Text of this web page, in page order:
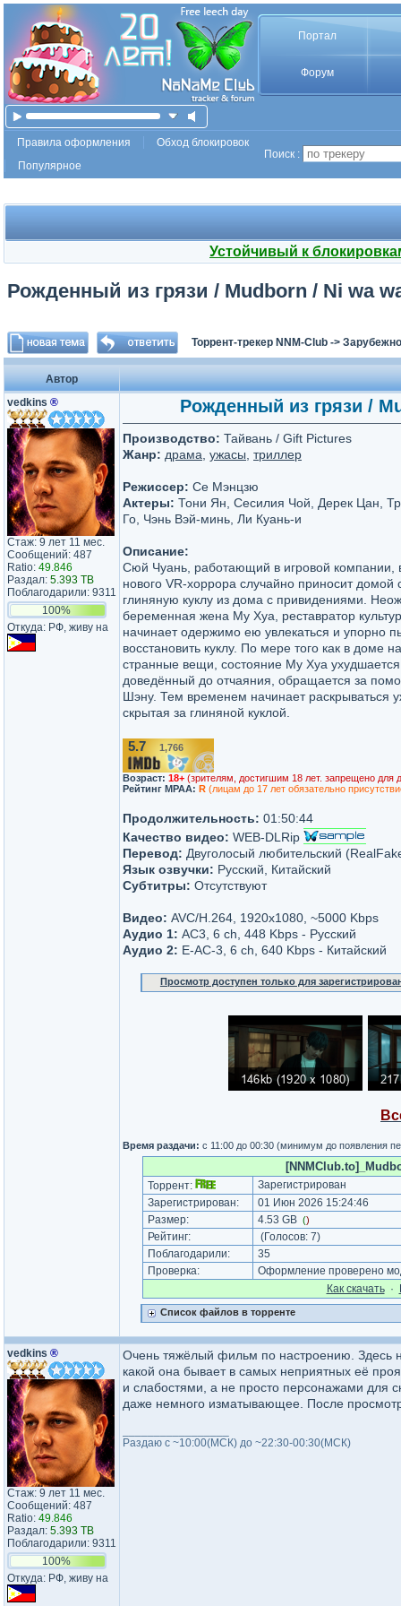
Портал
Форум
Правила оформления
Обход блокировок
Популярное
Поиск :
Устойчивый к
Рожденный из грязи / Mudborn / Ni wa
Торрент-трекер NNM-Club ->
Автор
vedkins ®
Стаж: 9 лет 11 мес.
Сообщений: 487
Ratio: 49.846
Раздал: 5.393 TB
Поблагодарили: 9311
100%
Откуда: РФ, живу на
Рожденный из грязи /
Производство: Тайвань / Gift Pictures
Жанр: драма ужасы триллер
Режиссер: Се Мэнцзю
Актеры: Тони Ян, Сесилия Чой, Дерек Цан,
Го, Чэнь Вэй-минь, Ли Куань-и
Описание:
Сюй Чуань, работающий в игровой компании,
нового VR-хоррора случайно приносит
глиняную куклу из дома с привидениями.
беременная жена Му Хуа, реставратор
начинает одержимо ею увлекаться и упорно
восстановить куклу. По мере того как в доме
странные вещи, состояние Му Хуа
доведённый до отчаяния, обращается за
Шэну. Тем временем начинает раскрываться
скрытая за глиняной куклой.
5.7 1,766
Возраст: 18+ (зрителям, достигшим 18 лет. запрещено для
Рейтинг MPAA: R (лицам до 17 лет обязательно
Продолжительность: 01:50:44
Качество видео: WEB-DLRip
Перевод: Двуголосый любительский
Язык озвучки: Русский, Китайский
Субтитры: Отсутствуют
Видео: AVC/H.264, 1920x1080, ~5000 Kbps
Аудио 1: AC3, 6 ch, 448 Kbps - Русский
Аудио 2: E-AC-3, 6 ch, 640 Kbps - Китайский
Просмотр доступен только для
Время раздачи: с 11:00 до 00:30 (минимум до появления
Торрент:
Зарегистрирован
Зарегистрирован:
01 Июн 2026 15:24:46
Размер:
4.53 GB ()
Рейтинг: (Голосов: 7)
Поблагодарили:
35
Проверка:
Оформление проверено
Как cкачать·
Список файлов в торренте
vedkins ®
Стаж: 9 лет 11 мес.
Сообщений: 487
Ratio: 49.846
Раздал: 5.393 TB
Поблагодарили: 9311
100%
Откуда: РФ, живу на
Очень тяжёлый фильм по настроению. Здесь
какой она бывает в самых неприятных её
и слабостями, а не просто персонажами для
даже немного изматывающее. После
Раздаю с ~10:00(МСК) до ~22:30-00:30(МСК)